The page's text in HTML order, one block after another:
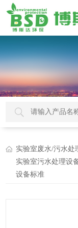
实验室废水/污水处
实验室污水处理设
设备标准